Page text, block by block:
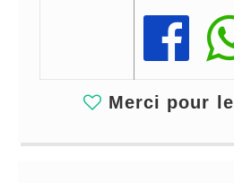
Merci pour